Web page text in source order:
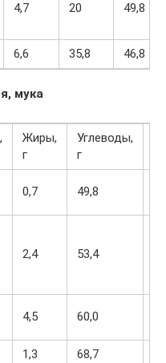
4,7 20 49,8
6,6 35,8 46,8
мука
Жиры,
г
Углеводы,
г
0,7 49,8
2,4 53,4
4,5 60,0
1,3 68,7